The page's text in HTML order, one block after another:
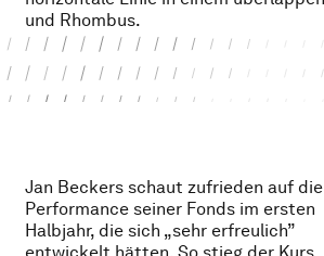
Jan Beckers schaut zufrieden auf die
Performance seiner Fonds im ersten
Halbjahr, die sich „sehr erfreulich”
entwickelt hätten. So stieg der Kurs